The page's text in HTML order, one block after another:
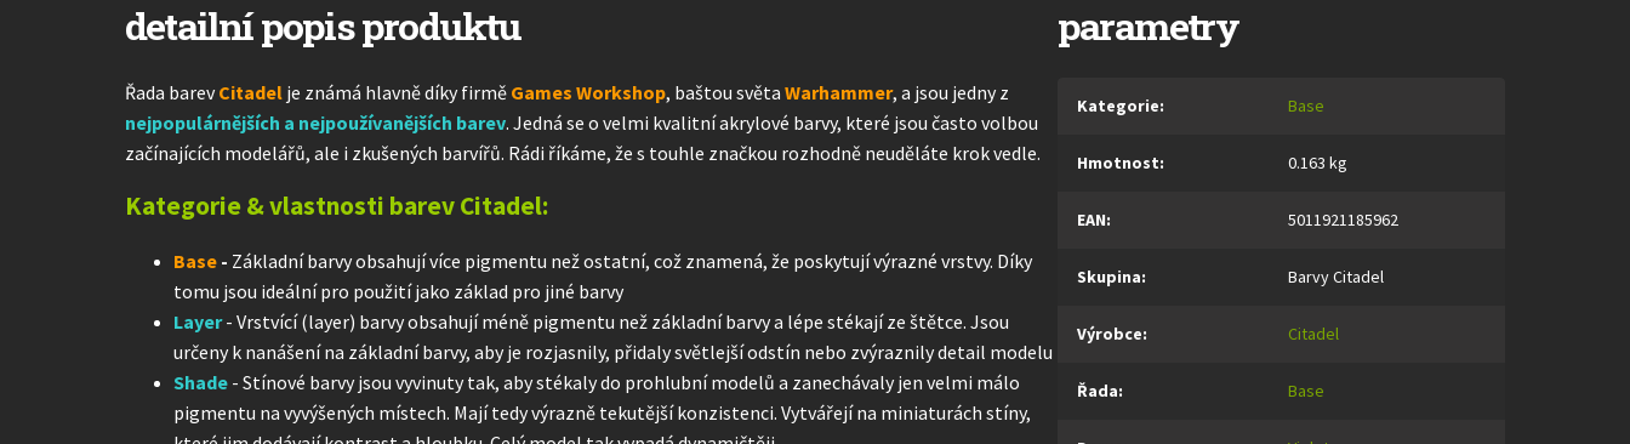
detailní popis produktu
Řada barevCitadel je známá hlavně díky firmě Games Workshop, baštou světa Warhammer, a jsou jedny z
nejpopulárnějších a nejpoužívanějších barev. Jedná se o velmi kvalitní akrylové barvy, které jsou často volbou
začínajících modelářů, ale i zkušených barvířů. Rádi říkáme, že s touhle značkou rozhodně neuděláte krok vedle.
Kategorie & vlastnosti barev Citadel:
Base - Základní barvy obsahují více pigmentu než ostatní, což znamená, že poskytují výrazné vrstvy. Díky
tomu jsou ideální pro použití jako základ pro jiné barvy
Layer- Vrstvící (layer) barvy obsahují méně pigmentu než základní barvy a lépe stékají ze štětce. Jsou
určeny k nanášení na základní barvy, aby je rozjasnily, přidaly světlejší odstín nebo zvýraznily detail modelu
Shade - Stínové barvy jsou vyvinuty tak, aby stékaly do prohlubní modelů a zanechávaly jen velmi málo
pigmentu na vyvýšených místech. Mají tedy výrazně tekutější konzistenci. Vytvářejí na miniaturách stíny,
parametry
Kategorie: Base
Hmotnost: 0.163 kg
EAN: 5011921185962
Skupina: Barvy Citadel
Výrobce: Citadel
Řada: Base